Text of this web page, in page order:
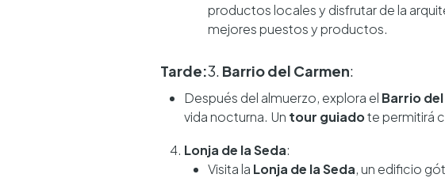
productos locales y disfrutar de la
mejores puestos y productos.
Tarde:3. Barrio del Carmen:
Después del almuerzo, explora el Barrio
vida nocturna. Un tour guiadote permitirá
Lonja de la Seda:
Visita la Lonja de la Seda, un edificio